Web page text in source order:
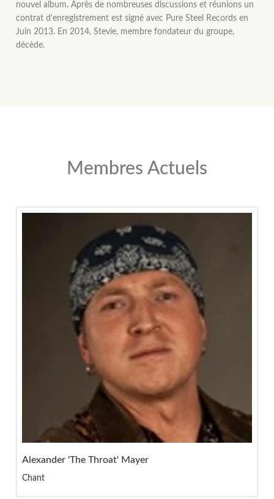
nouvel album. Après de nombreuses discussions et réunions un
contrat d'enregistrement est signé avec Pure Steel Records en
Juin 2013. En 2014, Stevie, membre fondateur du groupe,
décède.
Membres Actuels
Alexander 'The Throat' Mayer
Chant